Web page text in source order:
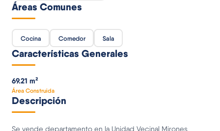
Áreas Comunes
Cocina Comedor Sala
Características Generales
69.21 m²
Área Construida
Descripción
Se vende departamento en la Unidad Vecinal Mirones